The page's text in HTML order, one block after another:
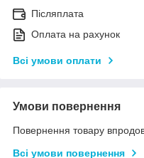
Післяплата
Оплата на рахунок
Всі умови оплати
Умови повернення
Повернення товару
Всі умови повернення